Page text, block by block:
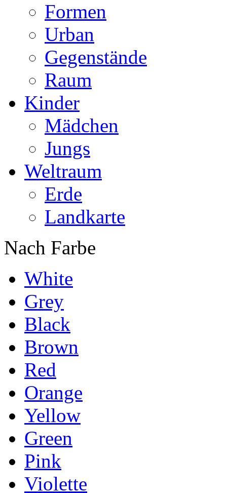
Formen
Urban
Gegenstände
Raum
Kinder
Mädchen
Jungs
Weltraum
Erde
Landkarte
Nach Farbe
White
Grey
Black
Brown
Red
Orange
Yellow
Green
Pink
Violette